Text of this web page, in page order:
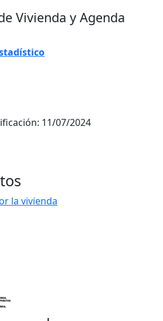
Vivienda y Agenda
11/07/2024
la vivienda